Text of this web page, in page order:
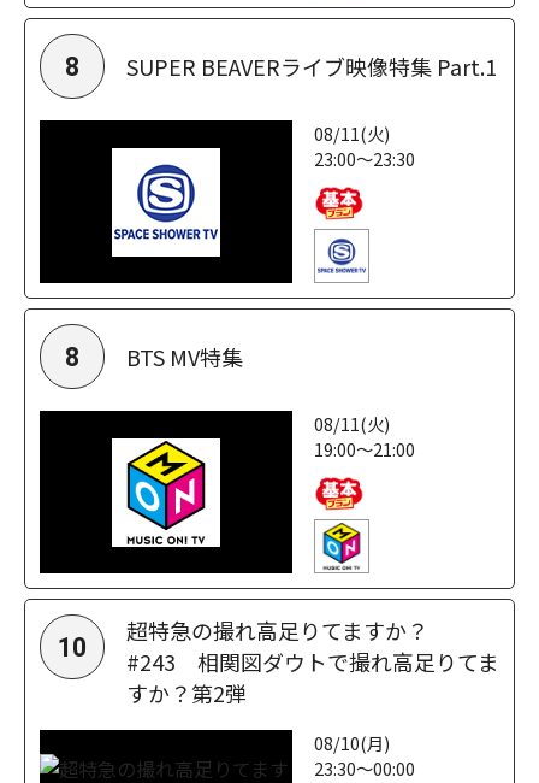
8 SUPER BEAVERライブ映像特集 Part.1
08/11(火)
23:00～23:30
8 BTS MV特集
08/11(火)
19:00～21:00
10
超特急の撮れ高足りてますか？
#243 相関図ダウトで撮れ高足りてま
すか？第2弾
08/10(月)
23:30～00:00